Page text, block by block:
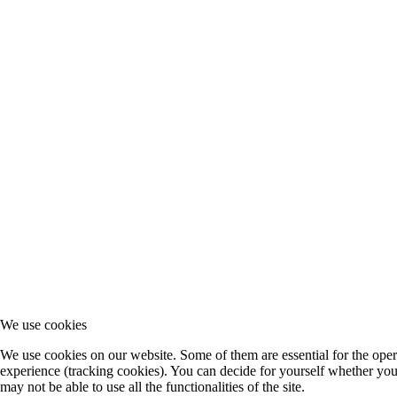
We use cookies
We use cookies on our website. Some of them are essential for the
experience (tracking cookies). You can decide for yourself whether
may not be able to use all the functionalities of the site.